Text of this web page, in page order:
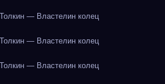
— Властелин колец
— Властелин колец
— Властелин колец